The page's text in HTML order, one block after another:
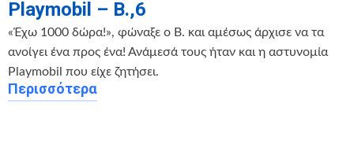
Playmobil – Β.,6
«Έχω 1000 δώρα!», φώναξε o B. και αμέσως άρχισε να τα
ανοίγει ένα προς ένα! Ανάμεσά τους ήταν και η αστυνομία
Playmobil που είχε ζητήσει.
Περισσότερα